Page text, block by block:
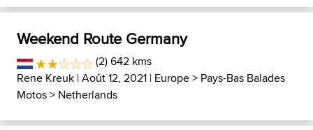
Weekend Route Germany
(2) 642 kms
Rene Kreuk | Août 12, 2021 | Europe> Pays-Bas Balades
Motos> Netherlands